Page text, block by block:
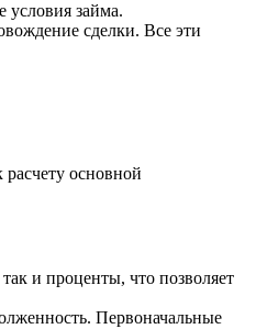
условия займа.
сделки. Все эти
основной
и проценты, что позволяет
Первоначальные